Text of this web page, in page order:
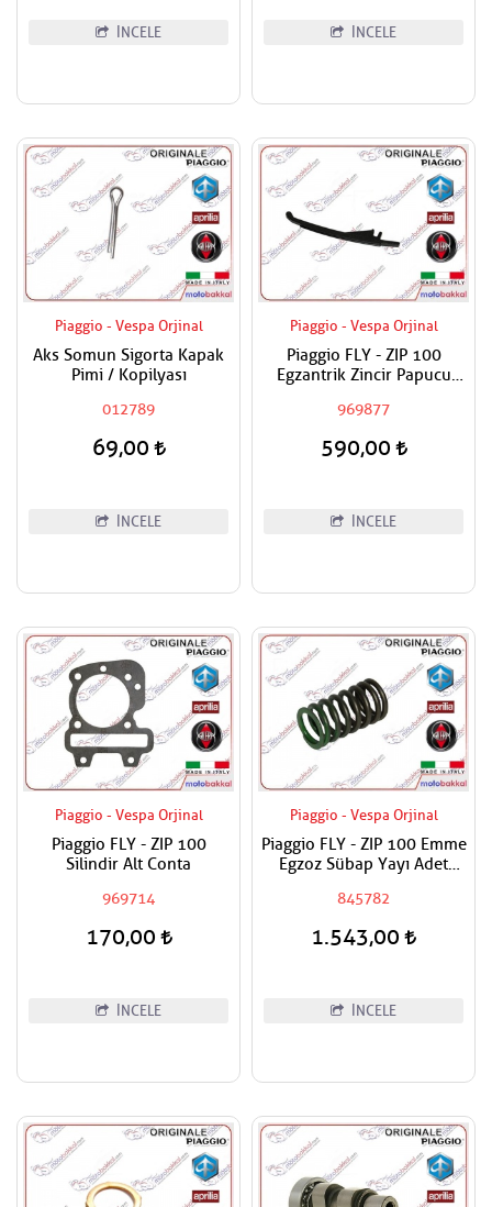
İNCELE İNCELE
Piaggio - Vespa Orjinal
Aks Somun Sigorta Kapak
Pimi / Kopilyası
012789
69,00
İNCELE
Piaggio - Vespa Orjinal
Piaggio FLY - ZIP 100
Egzantrik Zincir Papucu
969877
590,00
İNCELE
Piaggio - Vespa Orjinal
Piaggio FLY - ZIP 100
Silindir Alt Conta
969714
170,00
İNCELE
Piaggio - Vespa Orjinal
Piaggio FLY - ZIP 100 Emme
Egzoz Sübap Yayı Adet
845782
1.543,00
İNCELE